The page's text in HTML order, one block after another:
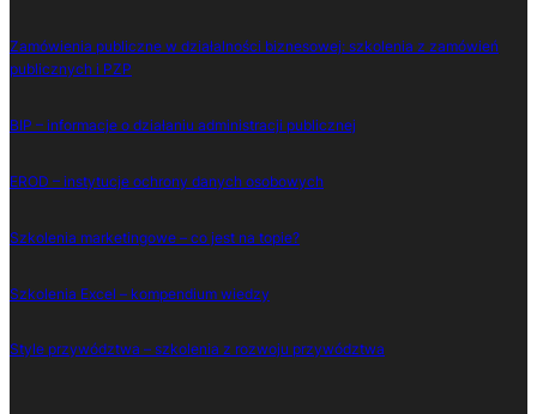
Zamówienia publiczne w działalności biznesowej: szkolenia z zamówień
publicznych i PZP
BIP – informacje o działaniu administracji publicznej
EROD – instytucje ochrony danych osobowych
Szkolenia marketingowe – co jest na topie?
Szkolenia Excel – kompendium wiedzy
Style przywództwa – szkolenia z rozwoju przywództwa